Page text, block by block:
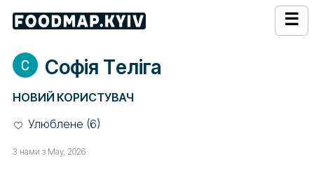
☰
Софія Тeліга
НОВИЙ КОРИСТУВАЧ
Улюблене (6)
З нами з May, 2026